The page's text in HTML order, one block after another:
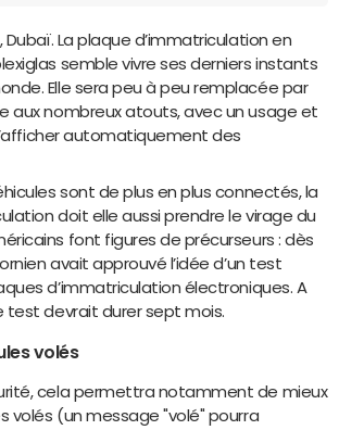
Dubaï. La plaque d’immatriculation en
semble vivre ses derniers instants
Elle sera peu à peu remplacée par
aux nombreux atouts, avec un usage et
automatiquement des
sont de plus en plus connectés, la
doit elle aussi prendre le virage du
font figures de précurseurs : dès
avait approuvé l’idée d’un test
d’immatriculation électroniques. A
test devrait durer sept mois.
volés
cela permettra notamment de mieux
volés (un message "volé" pourra